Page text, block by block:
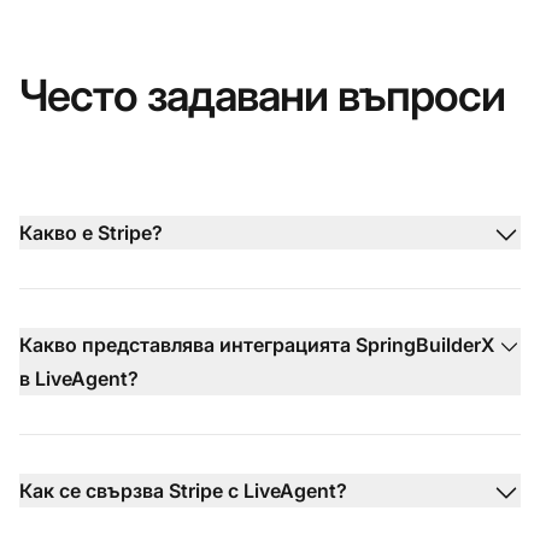
Често задавани въпроси
Какво е Stripe?
Какво представлява интеграцията SpringBuilderX
в LiveAgent?
Как се свързва Stripe с LiveAgent?